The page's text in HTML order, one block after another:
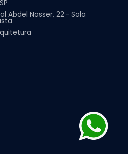
Abdel Nasser, 22 - Sala